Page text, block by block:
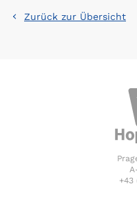
Zurück zur Übersicht
+43